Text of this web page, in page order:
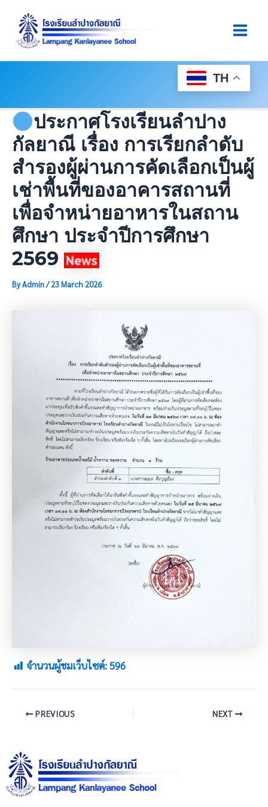
Content
TH
ประกาศโรงเรียนลำปาง
กัลยาณี เรื่อง การเรียกลำดับ
สำรองผู้ผ่านการคัดเลือกเป็นผู้
เช่าพื้นที่ของอาคารสถานที่
เพื่อจำหน่ายอาหารในสถาน
ศึกษา ประจำปีการศึกษา
2569
ByAdmin/23 March 2026
จำนวนผู้ชมเว็บไซต์:596
Navigation
PREVIOUS NEXT